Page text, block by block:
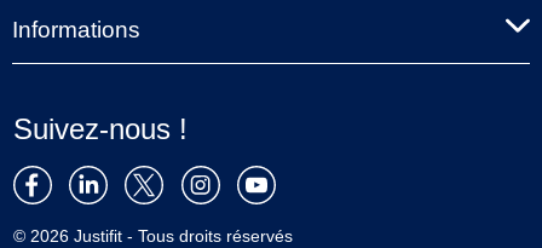
Informations
Suivez-nous !
© 2026 Justifit - Tous droits réservés